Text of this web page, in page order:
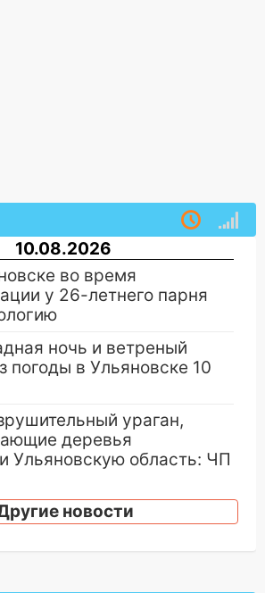
10.08.2026
во время
у 26-летнего парня
ночь и ветреный
погоды в Ульяновске 10
ураган,
деревья
Ульяновскую область: ЧП
лошадей и
новости